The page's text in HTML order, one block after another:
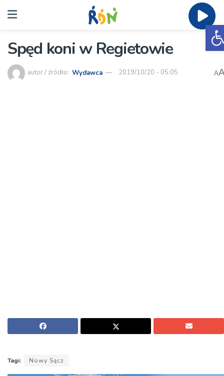
Spęd koni w Regietowie
autor / źródło: Wydawca 2019/10/20 - 05:05 A
Tagi: Nowy Sącz